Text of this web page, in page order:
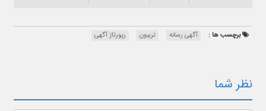
برچسب ها : آگهی رسانه تریبون رپورتاژ آگهی
نظر شما